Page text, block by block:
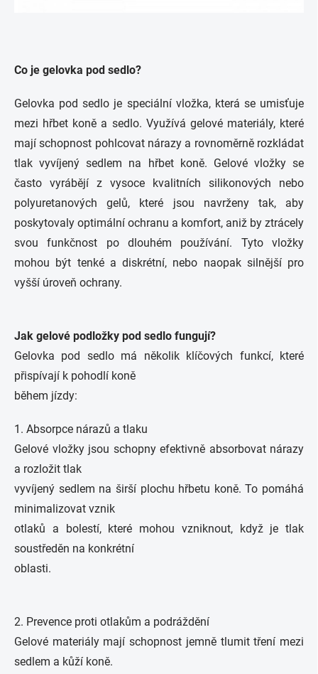
Co je gelovka pod sedlo?
Gelovka pod sedlo je speciální vložka, která se umisťuje
mezi hřbet koně a sedlo. Využívá gelové materiály, které
mají schopnost pohlcovat nárazy a rovnoměrně rozkládat
tlak vyvíjený sedlem na hřbet koně. Gelové vložky se
často vyrábějí z vysoce kvalitních silikonových nebo
polyuretanových gelů, které jsou navrženy tak, aby
poskytovaly optimální ochranu a komfort, aniž by ztrácely
svou funkčnost po dlouhém používání. Tyto vložky
mohou být tenké a diskrétní, nebo naopak silnější pro
vyšší úroveň ochrany.
Jak gelové podložky pod sedlo fungují?
Gelovka pod sedlo má několik klíčových funkcí, které
přispívají k pohodlí koně
během jízdy:
1. Absorpce nárazů a tlaku
Gelové vložky jsou schopny efektivně absorbovat nárazy
a rozložit tlak
vyvíjený sedlem na širší plochu hřbetu koně. To pomáhá
minimalizovat vznik
otlaků a bolestí, které mohou vzniknout, když je tlak
soustředěn na konkrétní
oblasti.
2. Prevence proti otlakům a podráždění
Gelové materiály mají schopnost jemně tlumit tření mezi
sedlem a kůží koně.